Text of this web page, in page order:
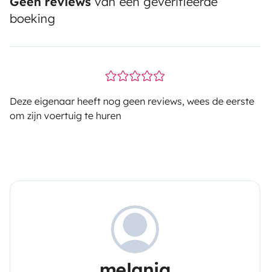
boeking
Deze eigenaar heeft nog geen reviews, wees de eerste
om zijn voertuig te huren